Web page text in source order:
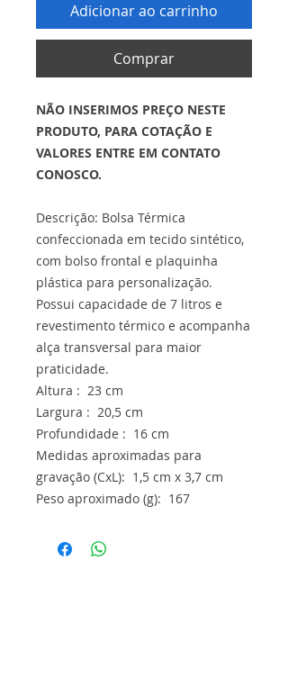
Adicionar ao carrinho
Comprar
NÃO INSERIMOS PREÇO NESTE
PRODUTO, PARA COTAÇÃO E
VALORES ENTRE EM CONTATO
CONOSCO.
Descrição: Bolsa Térmica
confeccionada em tecido sintético,
com bolso frontal e plaquinha
plástica para personalização.
Possui capacidade de 7 litros e
revestimento térmico e acompanha
alça transversal para maior
praticidade.
Altura : 23 cm
Largura : 20,5 cm
Profundidade : 16 cm
Medidas aproximadas para
gravação (CxL): 1,5 cm x 3,7 cm
Peso aproximado (g): 167